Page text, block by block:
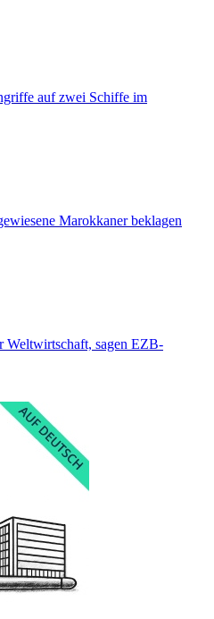
auf zwei Schiffe im
Marokkaner beklagen
Weltwirtschaft, sagen EZB-